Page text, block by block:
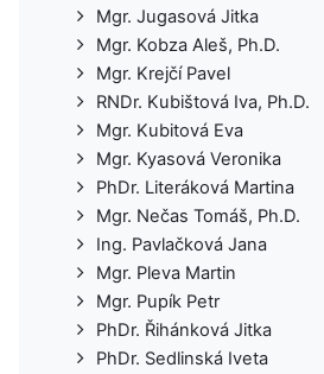
Mgr. Jugasová Jitka
Mgr. Kobza Aleš, Ph.D.
Mgr. Krejčí Pavel
RNDr. Kubištová Iva, Ph.D.
Mgr. Kubitová Eva
Mgr. Kyasová Veronika
PhDr. Literáková Martina
Mgr. Nečas Tomáš, Ph.D.
Ing. Pavlačková Jana
Mgr. Pleva Martin
Mgr. Pupík Petr
PhDr. Řihánková Jitka
PhDr. Sedlinská Iveta